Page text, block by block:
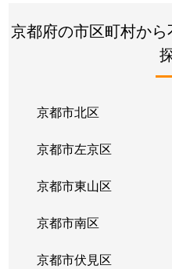
京都府の市区町村か
京都市北区
京都市左京区
京都市東山区
京都市南区
京都市伏見区